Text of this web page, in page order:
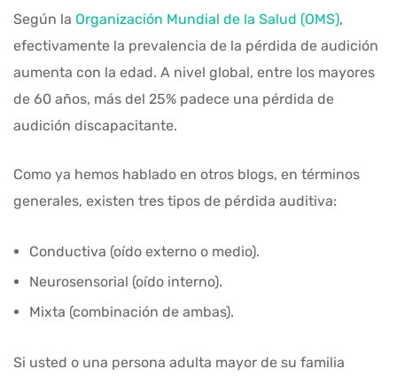
Según la Organización Mundial de la Salud (OMS),
efectivamente la prevalencia de la pérdida de audición
aumenta con la edad. A nivel global, entre los mayores
de 60 años, más del 25% padece una pérdida de
audición discapacitante.
Como ya hemos hablado en otros blogs, en términos
generales, existen tres tipos de pérdida auditiva:
Conductiva (oído externo o medio).
Neurosensorial (oído interno).
Mixta (combinación de ambas).
Si usted o una persona adulta mayor de su familia